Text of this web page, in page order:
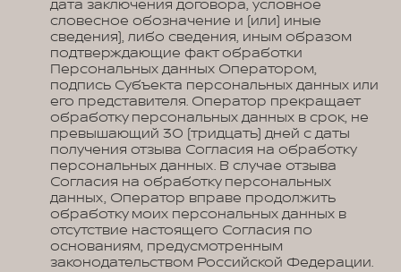
дата заключения договора, условное
словесное обозначение и (или) иные
сведения), либо сведения, иным образом
подтверждающие факт обработки
Персональных данных Оператором,
подпись Субъекта персональных данных или
его представителя. Оператор прекращает
обработку персональных данных в срок, не
превышающий 30 (тридцать) дней с даты
получения отзыва Согласия на обработку
персональных данных. В случае отзыва
Согласия на обработку персональных
данных, Оператор вправе продолжить
обработку моих персональных данных в
отсутствие настоящего Согласия по
основаниям, предусмотренным
законодательством Российской Федерации.